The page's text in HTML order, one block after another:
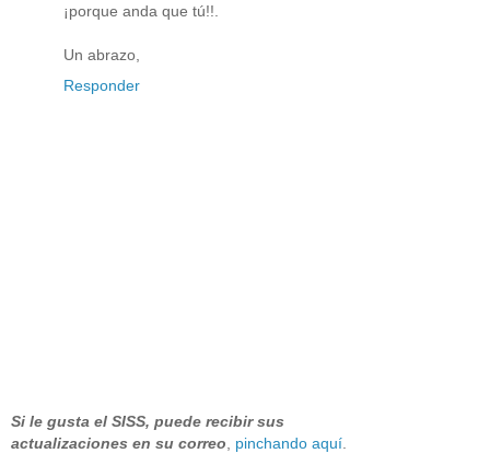
¡porque anda que tú!!.
Un abrazo,
Responder
Si le gusta el SISS, puede recibir sus
actualizaciones en su correo
pinchando aquí